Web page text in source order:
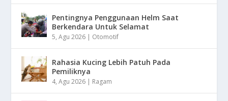
Pentingnya Penggunaan Helm Saat
Berkendara Untuk Selamat
5, Agu 2026 | Otomotif
Rahasia Kucing Lebih Patuh Pada
Pemiliknya
4, Agu 2026 | Ragam